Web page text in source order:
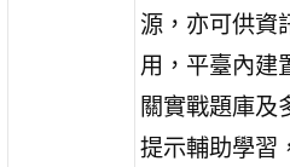
源，亦可供資
用，平臺內建
關實戰題庫及
提示輔助學習